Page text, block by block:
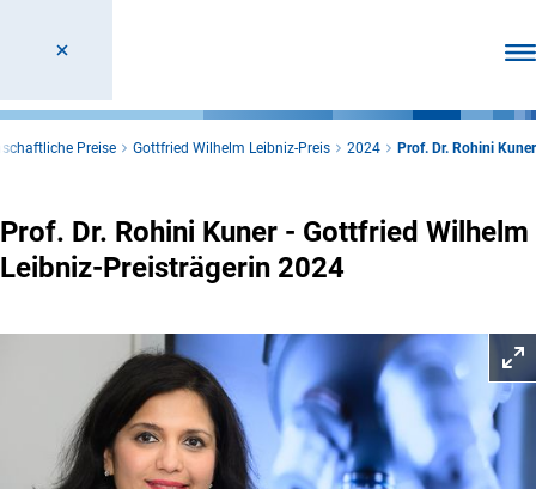
Preise Gottfried Wilhelm Leibniz-Preis 2024 Prof. Dr. Rohini Kuner
Prof. Dr. Rohini Kuner - Gottfried Wilhelm
Leibniz-Preisträgerin 2024